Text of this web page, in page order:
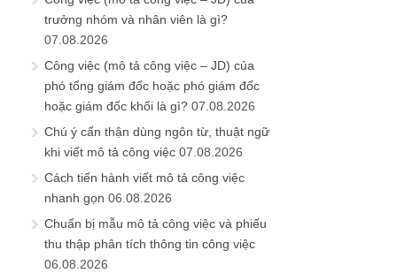
trưởng nhóm và nhân viên là gì?
07.08.2026
Công việc (mô tả công việc – JD) của
phó tổng giám đốc hoặc phó giám đốc
hoặc giám đốc khối là gì? 07.08.2026
Chú ý cẩn thận dùng ngôn từ, thuật ngữ
khi viết mô tả công việc 07.08.2026
Cách tiến hành viết mô tả công việc
nhanh gọn 06.08.2026
Chuẩn bị mẫu mô tả công việc và phiếu
thu thập phân tích thông tin công việc
06.08.2026